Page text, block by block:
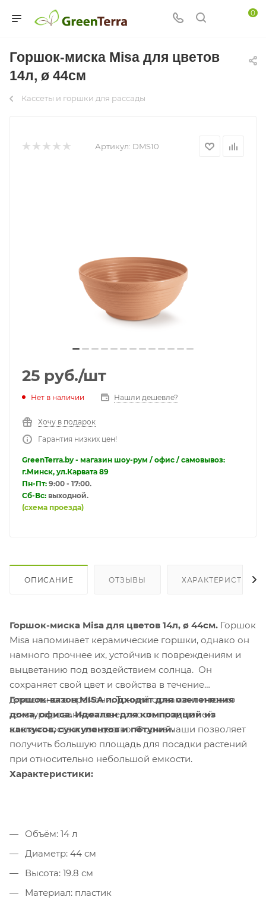
0
Горшок-миска Misa для цветов
14л, ø 44см
Кассеты и горшки для рассады
Артикул: DMS10
25 руб./шт
Нет в наличии Нашли дешевле?
Хочу в подарок
Гарантия низких цен!
GreenTerra.by - магазин шоу-рум / офис / самовывоз:
г.Минск, ул.Карвата 89
Пн-Пт: 9:00 - 17:00.
Сб-Вс: выходной.
(схема проезда)
ОПИСАНИЕ ОТЗЫВЫ ХАРАКТЕРИСТИКИ
Горшок-миска Misa для цветов 14л, ø 44см. Горшок
Misa напоминает керамические горшки, однако он
намного прочнее их, устойчив к повреждениям и
выцветанию под воздействием солнца. Он
сохраняет свой цвет и свойства в течение
длительного времени. Тонкий орнамент и тонко
текстурированная поверхность придают ей
элегантность и изящество. Форма чаши позволяет
получить большую площадь для посадки растений
при относительно небольшой емкости.
Горшок-вазон MISA подходит для озеленения
дома, офиса. Идеален для композиций из
кактусов, суккулентов и петуний.
Характеристики:
Объём: 14 л
Диаметр: 44 см
Высота: 19.8 см
Материал: пластик